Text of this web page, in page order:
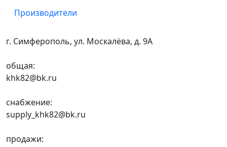
Производители
г. Симферополь, ул. Москалёва, д. 9А
общая:
khk82@bk.ru
снабжение:
supply_khk82@bk.ru
продажи: